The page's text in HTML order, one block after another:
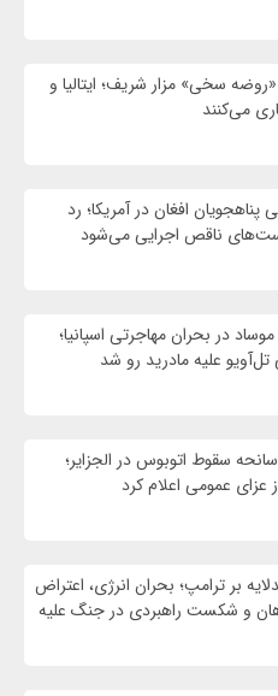
«روضه سخی» مزار شریف؛ ایتالیا و
می‌کنند
پناهجویان افغان در آمریکا؛ رد
ناقص اجرایی می‌شود
در بحران مهاجرتی اسپانیا؛
تل‌آویو علیه مادرید رو شد
سانحه سقوط اتوبوس در الجزایر؛
عمومی اعلام کرد
بر ترامپ؛ بحران انرژی، اعتراض
و شکست راهبردی در جنگ علیه